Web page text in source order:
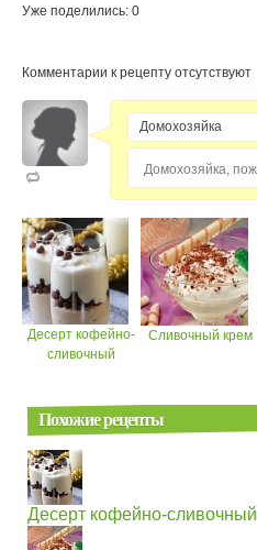
Уже поделились: 0
Комментарии к рецепту отсутствуют
Десерт кофейно-
сливочный
Сливочный крем
Похожие рецепты
Десерт кофейно-сливочный